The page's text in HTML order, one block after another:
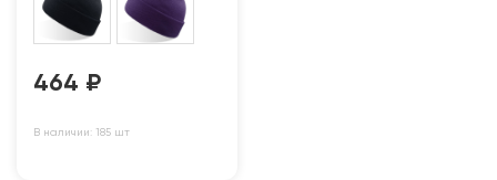
464 ₽
В наличии: 185 шт